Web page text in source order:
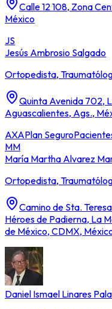
Calle 12 108, Zona
México
JS
Jesús Ambrosio Salgado
Ortopedista,
Quinta Avenida 702,
Aguascalientes, Ags.,
AXAPlan Seguro
MM
María Martha Alvarez
Ortopedista,
Camino de Sta.
Héroes de Padierna, La
de México, CDMX,
Daniel Ismael Linares